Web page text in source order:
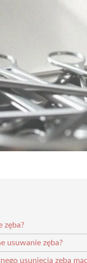
zęba?
usuwanie zęba?
usunięcia zęba